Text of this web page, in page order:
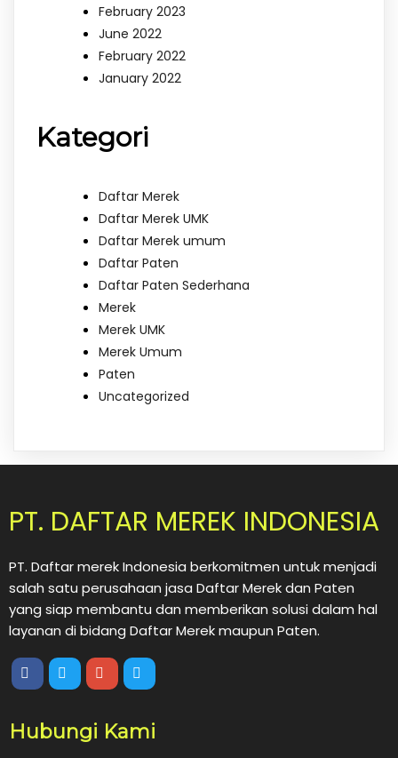
February 2023
June 2022
February 2022
January 2022
Kategori
Daftar Merek
Daftar Merek UMK
Daftar Merek umum
Daftar Paten
Daftar Paten Sederhana
Merek
Merek UMK
Merek Umum
Paten
Uncategorized
PT. DAFTAR MEREK INDONESIA
PT. Daftar merek Indonesia berkomitmen untuk menjadi
salah satu perusahaan jasa Daftar Merek dan Paten
yang siap membantu dan memberikan solusi dalam hal
layanan di bidang Daftar Merek maupun Paten.
Hubungi Kami